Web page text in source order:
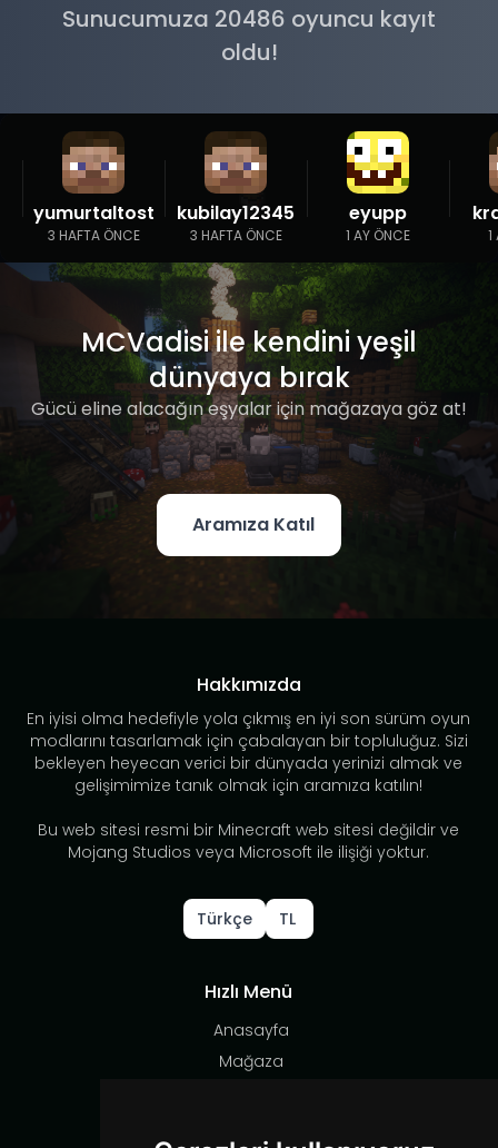
Sunucumuza 20486 oyuncu kayıt
oldu!
yumurtaltost
3 HAFTA ÖNCE
kubilay12345
3 HAFTA ÖNCE
eyupp
1 AY ÖNCE 1
MCVadisi ile kendini yeşil
dünyaya bırak
Gücü eline alacağın eşyalar için mağazaya göz at!
Aramıza Katıl
Hakkımızda
En iyisi olma hedefiyle yola çıkmış en iyi son sürüm oyun
modlarını tasarlamak için çabalayan bir topluluğuz. Sizi
bekleyen heyecan verici bir dünyada yerinizi almak ve
gelişimimize tanık olmak için aramıza katılın!
Bu web sitesi resmi bir Minecraft web sitesi değildir ve
Mojang Studios veya Microsoft ile ilişiği yoktur.
Türkçe TL
Hızlı Menü
Anasayfa
Mağaza